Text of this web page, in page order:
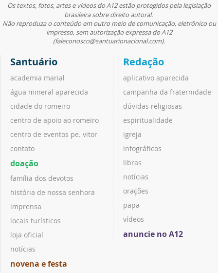
Os textos, fotos, artes e vídeos do A12 estão protegidos pela legislação
brasileira sobre direito autoral.
Não reproduza o conteúdo em outro meio de comunicação, eletrônico ou
impresso, sem autorização expressa do A12
(faleconosco@santuarionacional.com).
Santuário
academia marial
água mineral aparecida
cidade do romeiro
centro de apoio ao romeiro
centro de eventos pe. vitor
contato
doação
família dos devotos
história de nossa senhora
imprensa
locais turísticos
loja oficial
notícias
novena e festa
Redação
aplicativo aparecida
campanha da fraternidade
dúvidas religiosas
espiritualidade
igreja
infográficos
libras
notícias
orações
papa
vídeos
anuncie no A12